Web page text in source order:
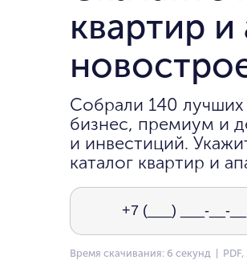
квартир
Собрали 140
бизнес, премиум и
и инвестиций.
каталог квартир и
Время скачивания: 6 секунд |